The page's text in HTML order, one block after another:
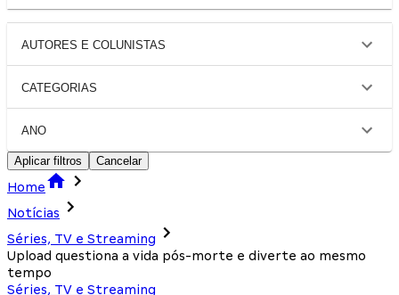
AUTORES E COLUNISTAS
CATEGORIAS
ANO
Aplicar filtros Cancelar
Home
Notícias
Séries, TV e Streaming
Upload questiona a vida pós-morte e diverte ao mesmo
tempo
Séries, TV e Streaming